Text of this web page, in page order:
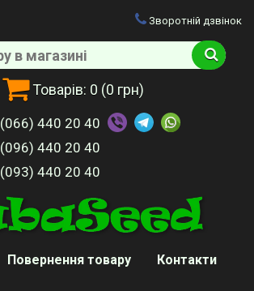
Товарів: 0 (0 грн)
Зворотній дзвінок
(066) 440 20 40
(096) 440 20 40
(093) 440 20 40
Повернення товару Контакти